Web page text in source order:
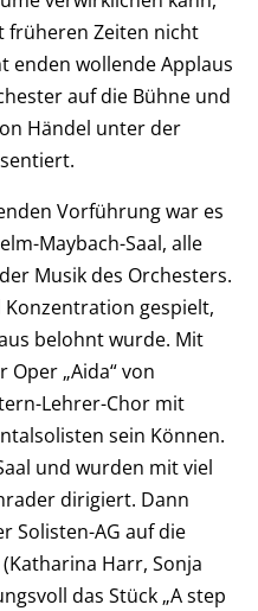
früheren Zeiten nicht
enden wollende Applaus
auf die Bühne und
Händel unter der
Vorführung war es
Maybach-Saal, alle
Musik des Orchesters.
gespielt,
belohnt wurde. Mit
„Aida“ von
Lehrer-Chor mit
sein Können.
und wurden mit viel
dirigiert. Dann
Solisten-AG auf die
Harr, Sonja
das Stück „A step